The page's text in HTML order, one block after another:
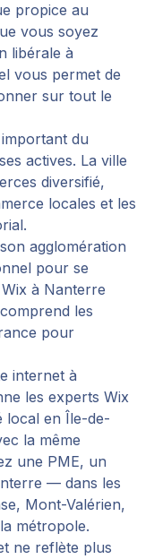
propice au
vous soyez
libérale à
vous permet de
sur tout le
du
actives. La ville
diversifié,
locales et les
agglomération
pour se
à Nanterre
les
pour
internet à
les experts Wix
local en Île-de-
la même
une PME, un
— dans les
Mont-Valérien,
métropole.
ne reflète plus